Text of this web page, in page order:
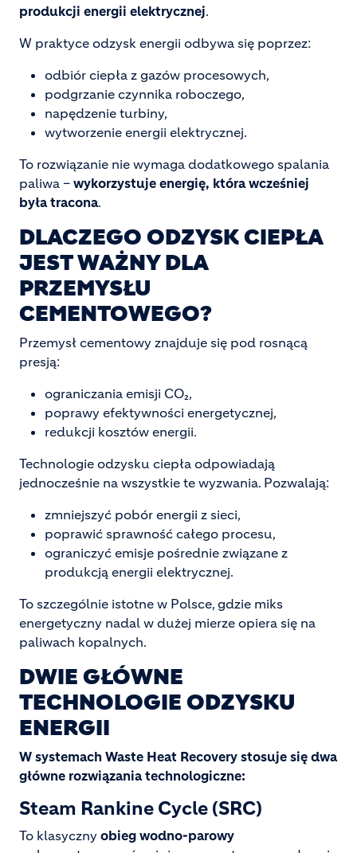
produkcji energii elektrycznej.
W praktyce odzysk energii odbywa się poprzez:
odbiór ciepła z gazów procesowych,
podgrzanie czynnika roboczego,
napędzenie turbiny,
wytworzenie energii elektrycznej.
To rozwiązanie nie wymaga dodatkowego spalania
paliwa – wykorzystuje energię, która wcześniej
była tracona.
DLACZEGO ODZYSK CIEPŁA
JEST WAŻNY DLA
PRZEMYSŁU
CEMENTOWEGO?
Przemysł cementowy znajduje się pod rosnącą
presją:
ograniczania emisji CO₂,
poprawy efektywności energetycznej,
redukcji kosztów energii.
Technologie odzysku ciepła odpowiadają
jednocześnie na wszystkie te wyzwania. Pozwalają:
zmniejszyć pobór energii z sieci,
poprawić sprawność całego procesu,
ograniczyć emisje pośrednie związane z
produkcją energii elektrycznej.
To szczególnie istotne w Polsce, gdzie miks
energetyczny nadal w dużej mierze opiera się na
paliwach kopalnych.
DWIE GŁÓWNE
TECHNOLOGIE ODZYSKU
ENERGII
W systemach Waste Heat Recovery stosuje się dwa
główne rozwiązania technologiczne:
Steam Rankine Cycle (SRC)
To klasyczny obieg wodno-parowy